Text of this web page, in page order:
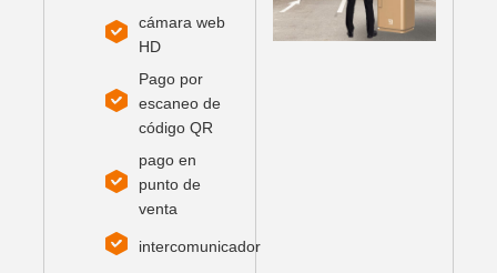
cámara web
HD
Pago por
escaneo de
código QR
pago en
punto de
venta
intercomunicador